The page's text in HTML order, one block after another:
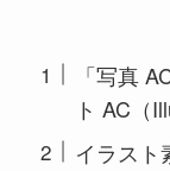
「写真
ト AC（
イラスト